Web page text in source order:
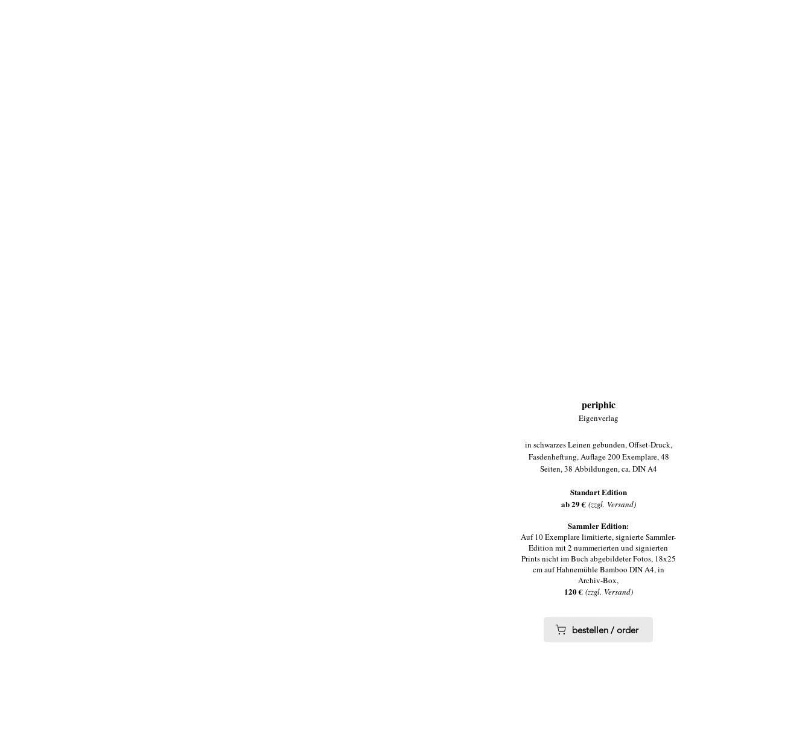
periphic
Eigenverlag
in schwarzes Leinen gebunden, Offset-Druck,
Fasdenheftung, Auflage 200 Exemplare, 48
Seiten, 38 Abbildungen, ca. DIN A4
Standart Edition
ab 29 € (zzgl. Versand)
Sammler Edition:
Auf 10 Exemplare limitierte, signierte Sammler-
Edition mit 2 nummerierten und signierten
Prints nicht im Buch abgebildeter Fotos, 18x25
cm auf Hahnemühle Bamboo DIN A4, in
Archiv-Box,
120 € (zzgl. Versand)
bestellen / order